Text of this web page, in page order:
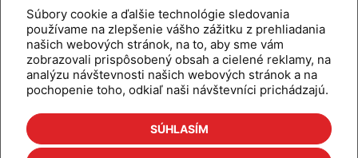
Súbory cookie a ďalšie technológie sledovania
používame na zlepšenie vášho zážitku z prehliadania
našich webových stránok, na to, aby sme vám
zobrazovali prispôsobený obsah a cielené reklamy, na
analýzu návštevnosti našich webových stránok a na
pochopenie toho, odkiaľ naši návštevníci prichádzajú.
SÚHLASÍM
Domov
Produkty
Aktuality
Odber šikovné tipy
Kalkulačky
Cenníky
Na stiahnutie
Referencie